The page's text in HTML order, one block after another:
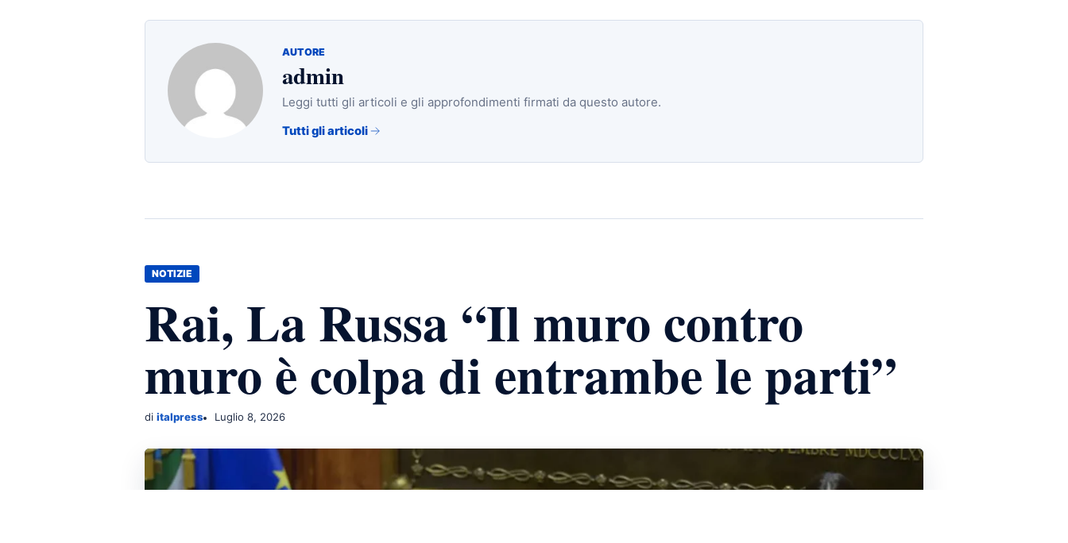
AUTORE
admin
Leggi tutti gli articoli e gli approfondimenti firmati da questo autore.
Tutti gli articoli
NOTIZIE
Rai, La Russa “Il muro contro
muro è colpa di entrambe le parti”
di italpress Luglio 8, 2026